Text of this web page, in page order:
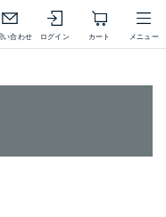
い合わせ ログイン カート メニュー
検索 詳細検索